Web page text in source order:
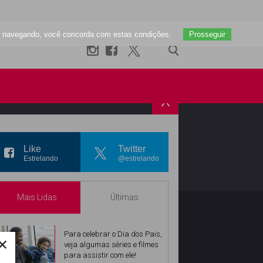
você concorda com estas condições. Prosseguir
X
Like
Estrelando
Twitter
@estrelando
Mais Lidas Últimas
Para celebrar o Dia dos Pais,
veja algumas séries e filmes
para assistir com ele!
INSTAGRAM